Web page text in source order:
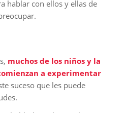
hablar con ellos y ellas de
muchos de los niños y la
a experimentar
suceso que les puede